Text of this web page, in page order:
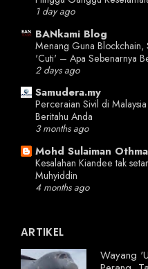
1 day ago
BANkami Blog
Menang Guna Blockchain,
'Cuti' – Apa Sebenarnya
2 days ago
Samudera.my
Perceraian Sivil di
Beritahu Anda
3 months ago
Mohd Sulaiman
Kesalahan Kiandee tak
Muhyiddin
4 months ago
ARTIKEL
Wayang